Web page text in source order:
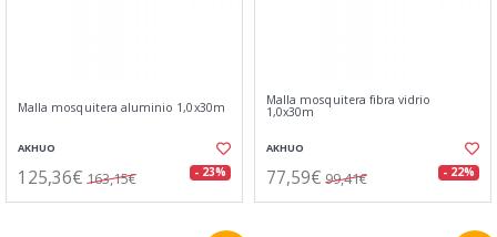
Malla mosquitera aluminio 1,0x30m
AKHUO
125,36€ 163,15€ - 23%
Malla mosquitera fibra vidrio
1,0x30m
AKHUO
77,59€ 99,41€ - 22%